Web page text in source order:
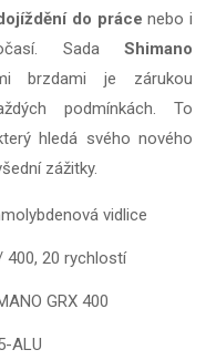
do práce nebo i
Sada Shimano
brzdami je zárukou
podmínkách. To
hledá svého nového
zážitky.
vidlice
400, 20 rychlostí
GRX 400
ALU